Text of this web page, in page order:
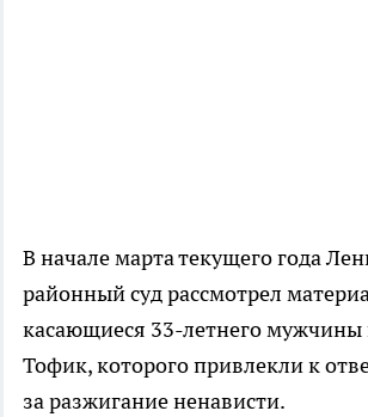
В начале марта текущего года
районный суд рассмотрел
касающиеся 33-летнего
Тофик, которого привлекли к
за разжигание ненависти.